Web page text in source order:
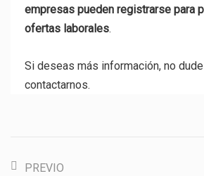
empresas pueden registrarse para
ofertas laborales.
Si deseas más información, no
contactarnos.
PREVIO